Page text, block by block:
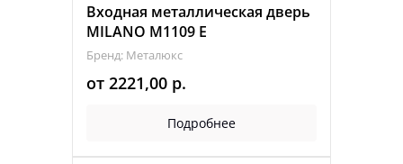
Входная металлическая дверь
MILANO M1109 Е
Бренд: Металюкс
от 2221,00 р.
Подробнее